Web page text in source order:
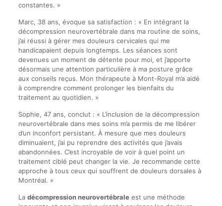
constantes. »
Marc, 38 ans, évoque sa satisfaction : « En intégrant la
décompression neurovertébrale dans ma routine de soins,
j’ai réussi à gérer mes douleurs cervicales qui me
handicapaient depuis longtemps. Les séances sont
devenues un moment de détente pour moi, et j’apporte
désormais une attention particulière à ma posture grâce
aux conseils reçus. Mon thérapeute à Mont-Royal m’a aidé
à comprendre comment prolonger les bienfaits du
traitement au quotidien. »
Sophie, 47 ans, conclut : « L’inclusion de la décompression
neurovertébrale dans mes soins m’a permis de me libérer
d’un inconfort persistant. À mesure que mes douleurs
diminuaient, j’ai pu reprendre des activités que j’avais
abandonnées. C’est incroyable de voir à quel point un
traitement ciblé peut changer la vie. Je recommande cette
approche à tous ceux qui souffrent de douleurs dorsales à
Montréal. »
La décompression neurovertébraleest une méthode